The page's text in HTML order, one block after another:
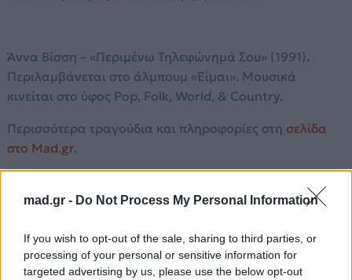
mad.gr - Do Not Process My Personal Information
If you wish to opt-out of the sale, sharing to third parties, or
processing of your personal or sensitive information for
targeted advertising by us, please use the below opt-out
Άννα Βίσση – «Περιμένω Τηλεφώνημά Σου» (1991).
Περιλαμβάνεται στο άλμπουμ «Είμαι». Μουσικά
κινείται στο ύφος Pop, Folk, World, & Country.
Περισσότερα τραγούδια και πληροφορίες στη σελίδα
στο Mad.gr.
YouTube και στο Mad.gr.
Στίχοι